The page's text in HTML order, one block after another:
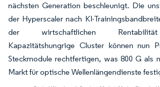
nächsten Generation beschleunigt. Die
der Hyperscaler nach KI-
der wirtschaftlichen
Kapazitätshungrige Cluster können nun
Steckmodule rechtfertigen, was 800 G als
Markt für optische Wellenlängendienste